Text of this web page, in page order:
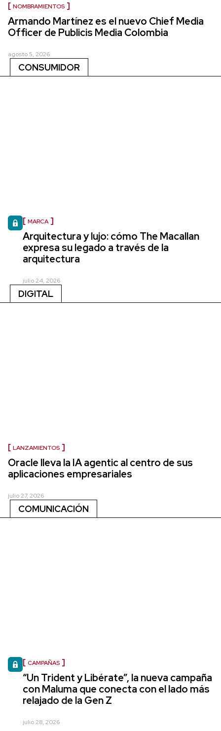
NOMBRAMIENTOS
Armando Martínez es el nuevo Chief Media
Officer de Publicis Media Colombia
agosto 5, 2026
CONSUMIDOR
MARCA
Arquitectura y lujo: cómo The Macallan
expresa su legado a través de la
arquitectura
julio 24, 2026
DIGITAL
LANZAMIENTOS
Oracle lleva la IA agentic al centro de sus
aplicaciones empresariales
julio 27, 2026
COMUNICACIÓN
CAMPAÑAS
“Un Trident y Libérate”, la nueva campaña
con Maluma que conecta con el lado más
relajado de la Gen Z
julio 28, 2026